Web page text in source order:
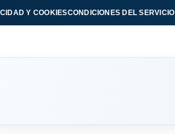
Y COOKIESCONDICIONES DEL SERVICIO